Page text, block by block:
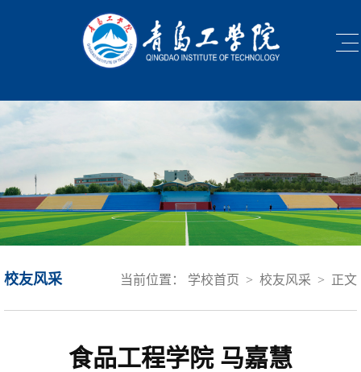
当前位置： 学校首页 > 校友风采 > 正文
校友风采
食品工程学院 马嘉慧